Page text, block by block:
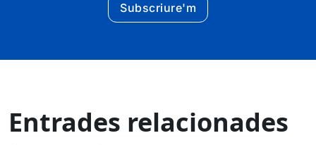
Subscriure'm
Entrades relacionades